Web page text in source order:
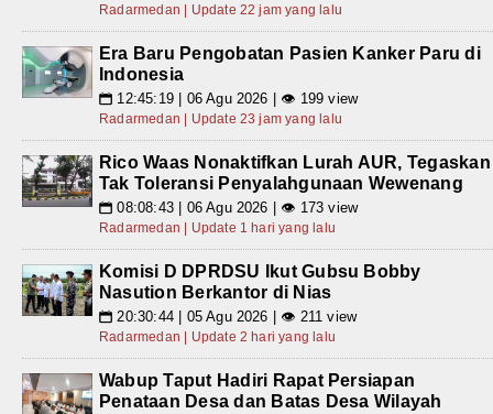
Radarmedan | Update 22 jam yang lalu
Era Baru Pengobatan Pasien Kanker Paru di
Indonesia
📅 12:45:19 | 06 Agu 2026 | 👁 199 view
Radarmedan | Update 23 jam yang lalu
Rico Waas Nonaktifkan Lurah AUR, Tegaskan
Tak Toleransi Penyalahgunaan Wewenang
📅 08:08:43 | 06 Agu 2026 | 👁 173 view
Radarmedan | Update 1 hari yang lalu
Komisi D DPRDSU Ikut Gubsu Bobby
Nasution Berkantor di Nias
📅 20:30:44 | 05 Agu 2026 | 👁 211 view
Radarmedan | Update 2 hari yang lalu
Wabup Taput Hadiri Rapat Persiapan
Penataan Desa dan Batas Desa Wilayah